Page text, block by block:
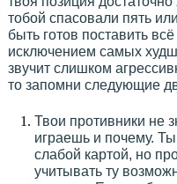
тобой спасовали пять
быть готов поставить
исключением самых
звучит слишком
то запомни следующие
Твои противники не
играешь и почему.
слабой картой, но
учитывать ту